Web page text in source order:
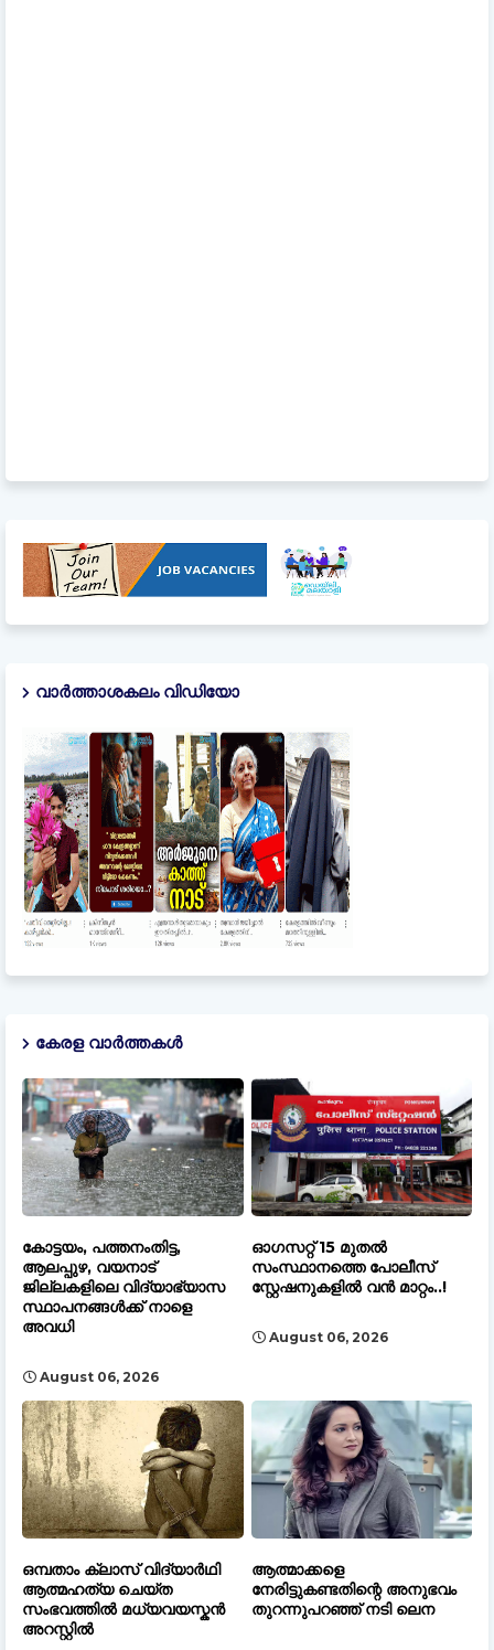
വാർത്താശകലം വിഡിയോ
കേരള വാർത്തകൾ
കോട്ടയം, പത്തനംതിട്ട,
ആലപ്പുഴ, വയനാട്
ജില്ലകളിലെ വിദ്യാഭ്യാസ
സ്ഥാപനങ്ങൾക്ക് നാളെ
അവധി
August 06, 2026
ഓഗസറ്റ് 15 മുതല്‍
സംസ്ഥാനത്തെ പോലീസ്
സ്റ്റേഷനുകളിൽ വൻ മാറ്റം..!
August 06, 2026
ഒമ്പതാം ക്ലാസ് വിദ്യാർഥി
ആത്മഹത്യ ചെയ്ത
സംഭവത്തിൽ മധ്യവയസ്കൻ
അറസ്റ്റിൽ
ആത്മാക്കളെ
നേരിട്ടുകണ്ടതിന്റെ അനുഭവം
തുറന്നുപറഞ്ഞ് നടി ലെന